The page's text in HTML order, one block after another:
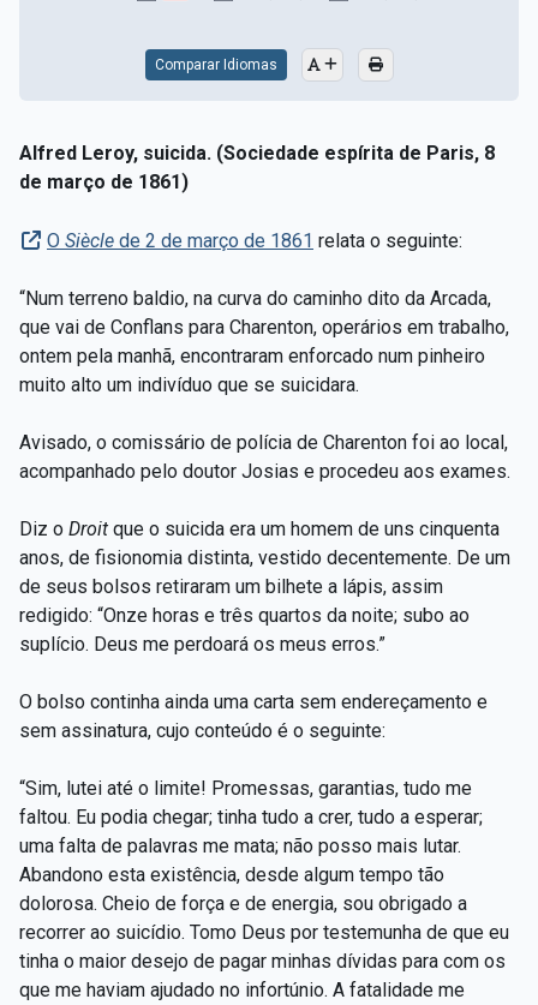
Comparar Idiomas
Alfred Leroy, suicida. (Sociedade espírita de Paris, 8
de março de 1861)
O Siècle de 2 de março de 1861 relata o seguinte:
“Num terreno baldio, na curva do caminho dito da Arcada,
que vai de Conflans para Charenton, operários em trabalho,
ontem pela manhã, encontraram enforcado num pinheiro
muito alto um indivíduo que se suicidara.
Avisado, o comissário de polícia de Charenton foi ao local,
acompanhado pelo doutor Josias e procedeu aos exames.
Diz o Droit que o suicida era um homem de uns cinquenta
anos, de fisionomia distinta, vestido decentemente. De um
de seus bolsos retiraram um bilhete a lápis, assim
redigido: “Onze horas e três quartos da noite; subo ao
suplício. Deus me perdoará os meus erros.”
O bolso continha ainda uma carta sem endereçamento e
sem assinatura, cujo conteúdo é o seguinte:
“Sim, lutei até o limite! Promessas, garantias, tudo me
faltou. Eu podia chegar; tinha tudo a crer, tudo a esperar;
uma falta de palavras me mata; não posso mais lutar.
Abandono esta existência, desde algum tempo tão
dolorosa. Cheio de força e de energia, sou obrigado a
recorrer ao suicídio. Tomo Deus por testemunha de que eu
tinha o maior desejo de pagar minhas dívidas para com os
que me haviam ajudado no infortúnio. A fatalidade me